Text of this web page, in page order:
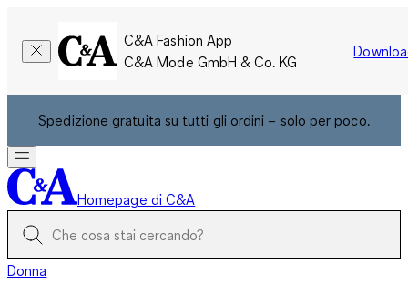
C&A Fashion App
C&A Mode GmbH & Co. KG
Spedizione gratuita su tutti gli ordini – solo per poco.
Homepage di C&A
Donna